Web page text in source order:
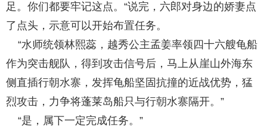
足。你们都要牢记这点。“说完，六郎对身边的娇妻点
了点头，示意可以开始布置任务。
“水师统领林熙蕊，越秀公主孟姜率领四十六艘龟船
作为突击舰队，得到攻击信号后，马上从崖山外海东
侧直插行朝水寨，发挥龟船坚固抗撞的近战优势，猛
烈攻击，力争将蓬莱岛船只与行朝水寨隔开。”
“是，属下一定完成任务。”